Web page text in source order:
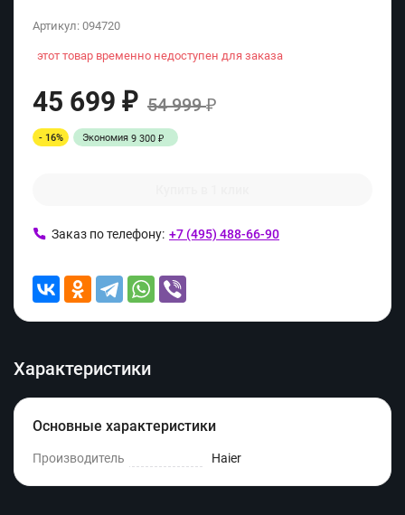
Артикул: 094720
этот товар временно недоступен для заказа
45 699 ₽ 54 999₽
- 16% Экономия 9 300 ₽
Заказ по телефону: +7 (495) 488-66-90
Характеристики
Основные характеристики
Производитель Haier